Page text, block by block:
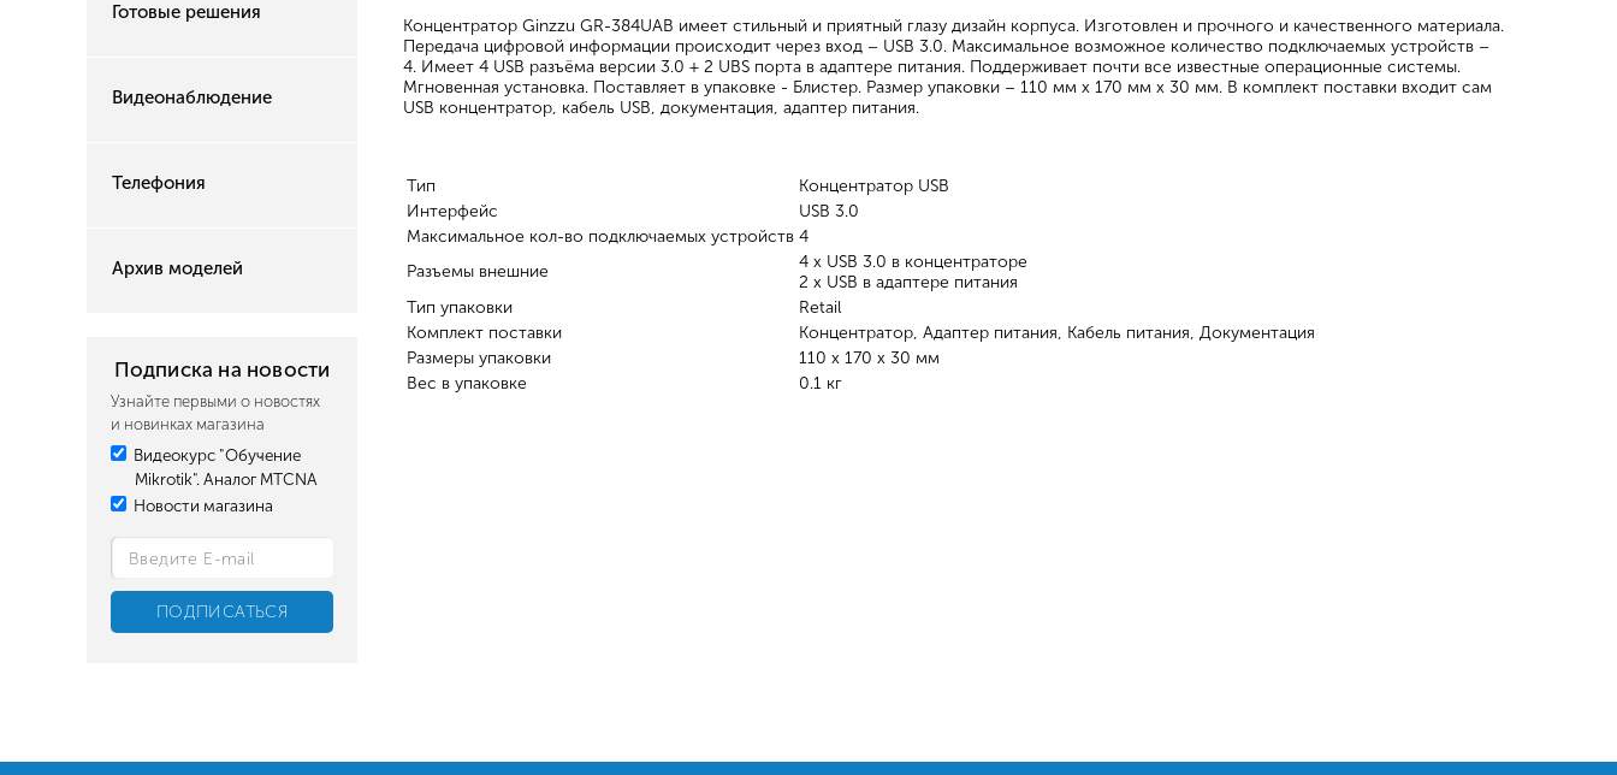
Готовые решения
Видеонаблюдение
Телефония
Архив моделей
Подписка на новости
Узнайте первыми о новостях
и новинках магазина
Видеокурс "Обучение
Mikrotik". Аналог MTCNA
Новости магазина
Концентратор Ginzzu GR-384UAB имеет стильный и приятный глазу дизайн корпуса. Изготовлен и прочного и качественного материала.
Передача цифровой информации происходит через вход – USB 3.0. Максимальное возможное количество подключаемых устройств –
4. Имеет 4 USB разъёма версии 3.0 + 2 UBS порта в адаптере питания. Поддерживает почти все известные операционные системы.
Мгновенная установка. Поставляет в упаковке - Блистер. Размер упаковки – 110 мм х 170 мм х 30 мм. В комплект поставки входит сам
USB концентратор, кабель USB, документация, адаптер питания.
Тип
Концентратор USB
Интерфейс
USB 3.0
Максимальное кол-во подключаемых устройств 4
Разъемы внешние
4 x USB 3.0 в концентраторе
2 х USB в адаптере питания
Тип упаковки
Retail
Комплект поставки
Концентратор, Адаптер питания, Кабель питания, Документация
Размеры упаковки
110 x 170 x 30 мм
Вес в упаковке
0.1 кг